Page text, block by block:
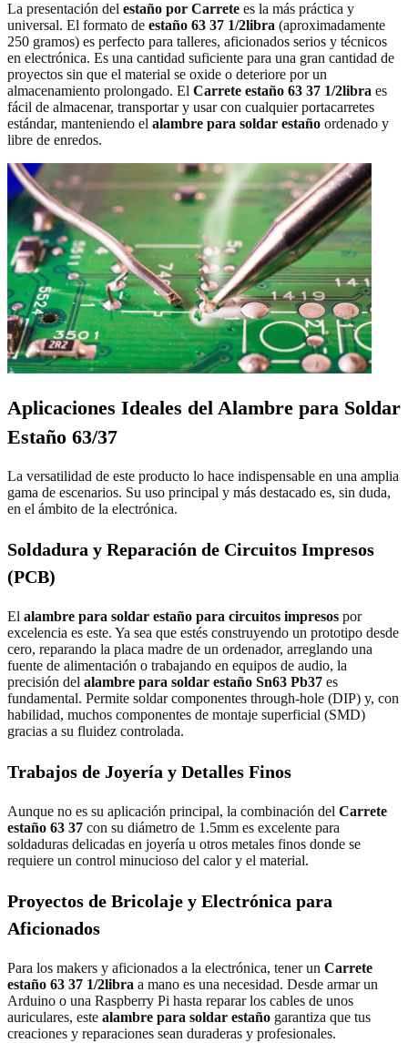
La presentación del estaño por Carrete es la más práctica y
universal. El formato de estaño 63 37 1/2libra (aproximadamente
250 gramos) es perfecto para talleres, aficionados serios y técnicos
en electrónica. Es una cantidad suficiente para una gran cantidad de
proyectos sin que el material se oxide o deteriore por un
almacenamiento prolongado. El Carrete estaño 63 37 1/2libra es
fácil de almacenar, transportar y usar con cualquier portacarretes
estándar, manteniendo el alambre para soldar estaño ordenado y
libre de enredos.
Aplicaciones Ideales del Alambre para Soldar
Estaño 63/37
La versatilidad de este producto lo hace indispensable en una amplia
gama de escenarios. Su uso principal y más destacado es, sin duda,
en el ámbito de la electrónica.
Soldadura y Reparación de Circuitos Impresos
(PCB)
El alambre para soldar estaño para circuitos impresos por
excelencia es este. Ya sea que estés construyendo un prototipo desde
cero, reparando la placa madre de un ordenador, arreglando una
fuente de alimentación o trabajando en equipos de audio, la
precisión del alambre para soldar estaño Sn63 Pb37 es
fundamental. Permite soldar componentes through-hole (DIP) y, con
habilidad, muchos componentes de montaje superficial (SMD)
gracias a su fluidez controlada.
Trabajos de Joyería y Detalles Finos
Aunque no es su aplicación principal, la combinación del Carrete
estaño 63 37 con su diámetro de 1.5mm es excelente para
soldaduras delicadas en joyería u otros metales finos donde se
requiere un control minucioso del calor y el material.
Proyectos de Bricolaje y Electrónica para
Aficionados
Para los makers y aficionados a la electrónica, tener un Carrete
estaño 63 37 1/2libra a mano es una necesidad. Desde armar un
Arduino o una Raspberry Pi hasta reparar los cables de unos
auriculares, este alambre para soldar estaño garantiza que tus
creaciones y reparaciones sean duraderas y profesionales.